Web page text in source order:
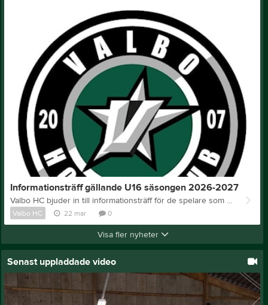
Informationsträff gällande U16 säsongen 2026-2027
Valbo HC bjuder in till informationsträff för de spelare som är intresserade av att spela i Valbo under kommande säsong, vi ser gärna att någon vårdnashavare deltar på informationsträffen. Möjlighet att delta i verksamhet på is kommer att finnas och vi siktar på att kunna erbjuda någon form av matchspel. För att kunna planera denna träff på bästa sätt behöver vi få en anmälan av er som vill delta, se nedan. Från föreningens sida kommer lagets tränare att delta men även ungdomsansvarig samt styrelsens sportsligt ansvarige. Vi har full förståelse för att många är mitt i förberedelserna inför hockeyns dag så för de spelare som är intresserade men inte har möjlighet att närvara går det bra att anmäla intresse på samma epostadress som övriga. Plats för träffen är kafeterian i NickBack Arena, Valbo, start klockan 09.00. Tillgång till is fr o m 09.30. Anmälan skickas till sporten@valbohc.se. Ange namn, position, förening samt om målsman kommer att delta på informationsträffen. Inlägg på Instagram Välkomna / Sporten Valbo HC
Valbo HC 22 mar 0
Visa fler nyheter
Senast uppladdade video